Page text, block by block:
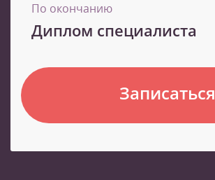
По окончанию
Диплом специалиста
Записаться